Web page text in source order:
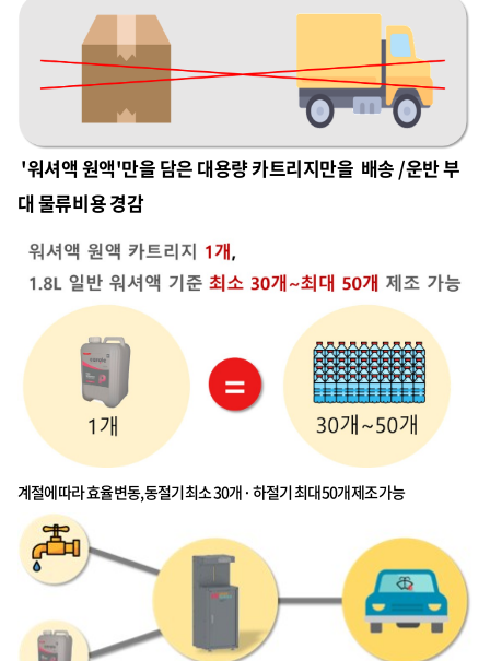
'워셔액 원액'만을 담은 대용량 카트리지만을 배송 /운반 부
대 물류비용 경감
계절에 따라 효율 변동, 동절기 최소 30개 · 하절기 최대 50개 제조 가능